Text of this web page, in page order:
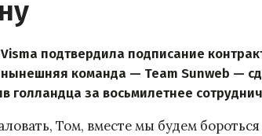
подтвердила подписание
нынешняя команда — Team Sunweb —
голландца за восьмилетнее
Том, вместе мы будем